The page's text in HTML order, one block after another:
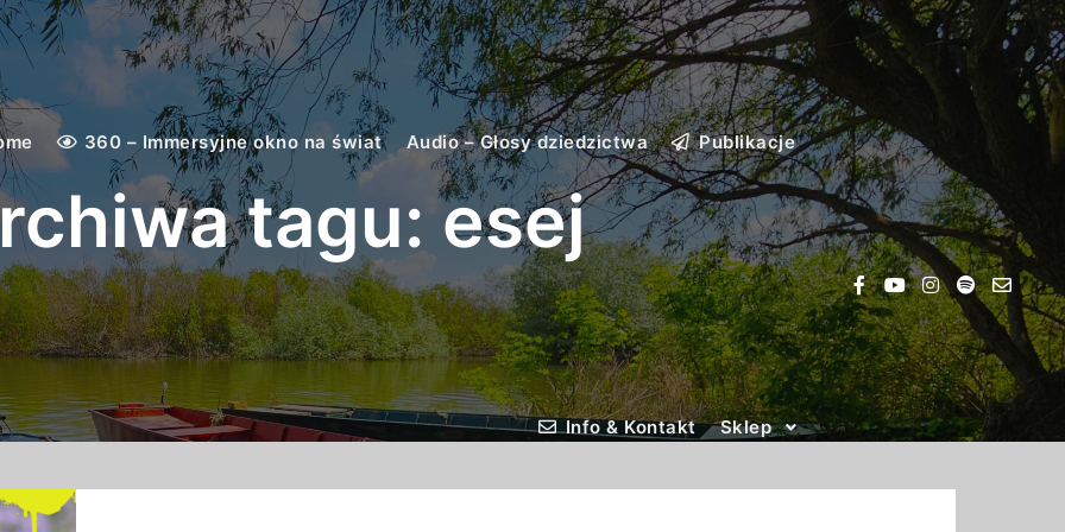
360 – Immersyjne okno na świat Audio – Głosy dziedzictwa Publikacje
Info & Kontakt Sklep
tagu:esej